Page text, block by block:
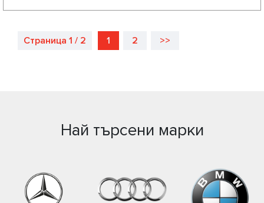
Страница 1 / 2 1 2 >>
Най търсени марки